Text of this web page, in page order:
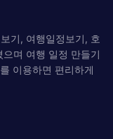
기, 여행일정보기, 호
며 여행 일정 만들기
이용하면 편리하게